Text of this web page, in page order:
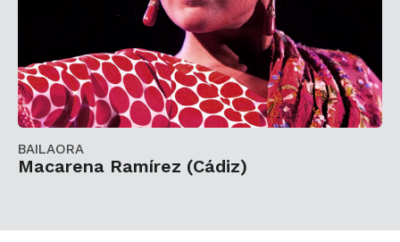
BAILAORA
Macarena Ramírez (Cádiz)